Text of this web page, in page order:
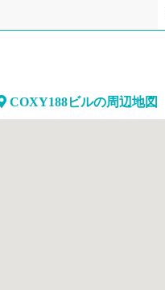
COXY188ビルの周辺地図